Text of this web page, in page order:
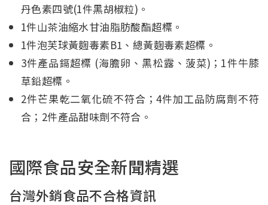
丹色素四號(1件黑胡椒粒)。
1件山茶油縮水甘油脂肪酸酯超標。
1件泡芙球黃麴毒素B1、總黃麴毒素超標。
3件產品鎘超標 (海膽卵、黑松露、菠菜)；1件牛膝
草鉛超標。
2件芒果乾二氧化硫不符合；4件加工品防腐劑不符
合；2件產品甜味劑不符合。
國際食品安全新聞精選
台灣外銷食品不合格資訊